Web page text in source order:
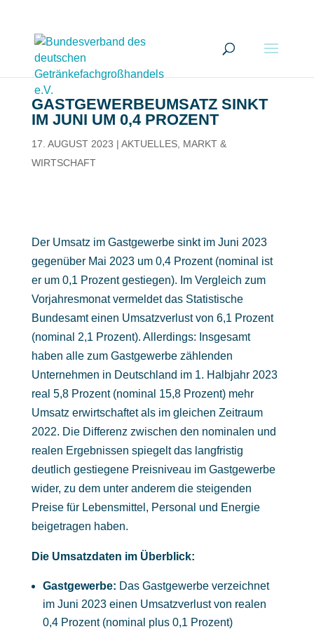
GASTGEWERBEUMSATZ SINKT
IM JUNI UM 0,4 PROZENT
17. AUGUST 2023 | AKTUELLES, MARKT &
WIRTSCHAFT
Der Umsatz im Gastgewerbe sinkt im Juni 2023
gegenüber Mai 2023 um 0,4 Prozent (nominal ist
er um 0,1 Prozent gestiegen). Im Vergleich zum
Vorjahresmonat vermeldet das Statistische
Bundesamt einen Umsatzverlust von 6,1 Prozent
(nominal 2,1 Prozent). Allerdings: Insgesamt
haben alle zum Gastgewerbe zählenden
Unternehmen in Deutschland im 1. Halbjahr 2023
real 5,8 Prozent (nominal 15,8 Prozent) mehr
Umsatz erwirtschaftet als im gleichen Zeitraum
2022. Die Differenz zwischen den nominalen und
realen Ergebnissen spiegelt das langfristig
deutlich gestiegene Preisniveau im Gastgewerbe
wider, zu dem unter anderem die steigenden
Preise für Lebensmittel, Personal und Energie
beigetragen haben.
Die Umsatzdaten im Überblick:
Gastgewerbe: Das Gastgewerbe verzeichnet
im Juni 2023 einen Umsatzverlust von realen
0,4 Prozent (nominal plus 0,1 Prozent)